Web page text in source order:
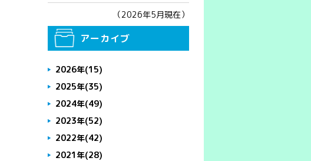
（2026年5月現在）
アーカイブ
2026年(15)
2025年(35)
2024年(49)
2023年(52)
2022年(42)
2021年(28)